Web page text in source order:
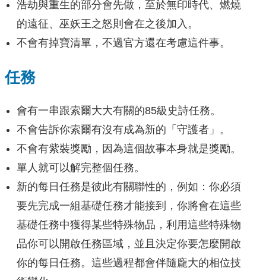
浩劫與重生的部分會先做，至於無印時代、燃燒
的遠征、巫妖王之怒則會在之後加入。
不會有掉寶清單，不過官方還在考慮這件事。
任務
會有一串跟索爾大大有關的85級史詩任務。
不會告訴你索爾有沒有成為新的「守護者」。
不會有紫裝獎勵，因為這個故事本身就是獎勵。
單人就可以解完整個任務。
新的每日任務是彼此有關聯性的，例如：你必須
要先完成一組基礎任務才能接到，你將會在這些
基礎任務中獲得某些特殊物品，利用這些特殊物
品你可以開啟任務區域，並且決定你要怎麼開啟
你的每日任務。這些過程都會伴隨龐大的相位技